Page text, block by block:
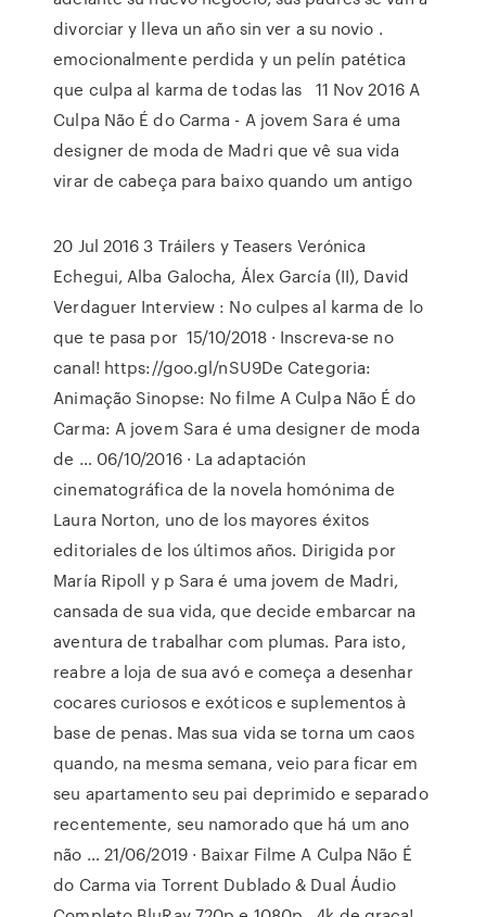
divorciar y lleva un año sin ver a su novio .
emocionalmente perdida y un pelín patética
que culpa al karma de todas las 11 Nov 2016 A
Culpa Não É do Carma - A jovem Sara é uma
designer de moda de Madri que vê sua vida
virar de cabeça para baixo quando um antigo
20 Jul 2016 3 Tráilers y Teasers Verónica
Echegui, Alba Galocha, Álex García (II), David
Verdaguer Interview : No culpes al karma de lo
que te pasa por 15/10/2018 · Inscreva-se no
canal! https://goo.gl/nSU9De Categoria:
Animação Sinopse: No filme A Culpa Não É do
Carma: A jovem Sara é uma designer de moda
de … 06/10/2016 · La adaptación
cinematográfica de la novela homónima de
Laura Norton, uno de los mayores éxitos
editoriales de los últimos años. Dirigida por
María Ripoll y p Sara é uma jovem de Madri,
cansada de sua vida, que decide embarcar na
aventura de trabalhar com plumas. Para isto,
reabre a loja de sua avó e começa a desenhar
cocares curiosos e exóticos e suplementos à
base de penas. Mas sua vida se torna um caos
quando, na mesma semana, veio para ficar em
seu apartamento seu pai deprimido e separado
recentemente, seu namorado que há um ano
não … 21/06/2019 · Baixar Filme A Culpa Não É
do Carma via Torrent Dublado & Dual Áudio